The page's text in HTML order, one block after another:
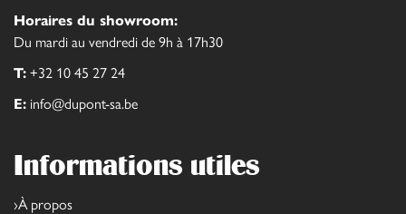
Horaires du showroom:
Du mardi au vendredi de 9h à 17h30
T: +32 10 45 27 24
E: info@dupont-sa.be
Informations utiles
À propos